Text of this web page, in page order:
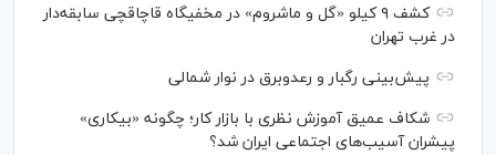
کشف ۹ کیلو «گل و ماشروم» در مخفیگاه قاچاقچی سابقه‌دار
در غرب تهران
پیش‌بینی رگبار و رعدوبرق در نوار شمالی
شکاف عمیق آموزش نظری با بازار کار؛ چگونه «بیکاری»
پیشران آسیب‌های اجتماعی ایران شد؟